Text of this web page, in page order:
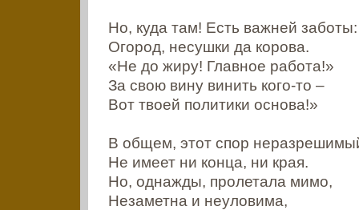
Но, куда там! Есть важней заботы:
Огород, несушки да корова.
«Не до жиру! Главное работа!»
За свою вину винить кого-то –
Вот твоей политики основа!»
В общем, этот спор
Не имеет ни конца, ни края.
Но, однажды, пролетала мимо,
Незаметна и неуловима,